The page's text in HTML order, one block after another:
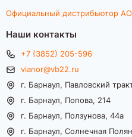
Официальный дистрибьютор
Наши контакты
+7 (3852) 205-596
vianor@vb22.ru
г. Барнаул, Павловский
г. Барнаул, Попова, 214
г. Барнаул, Ползунова, 44а
г. Барнаул, Солнечная